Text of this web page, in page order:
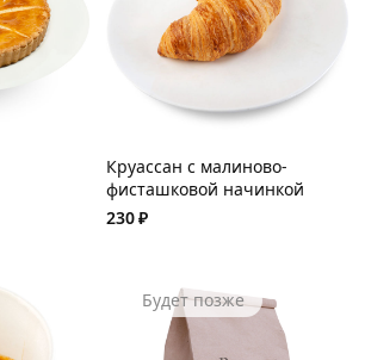
Круассан с малиново-
фисташковой начинкой
230₽
Будет позже